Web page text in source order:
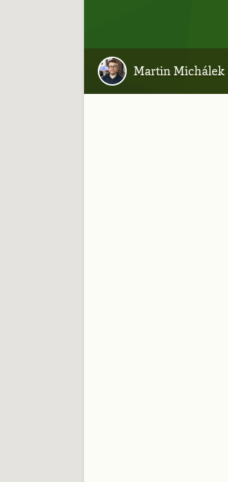
Martin Michálek